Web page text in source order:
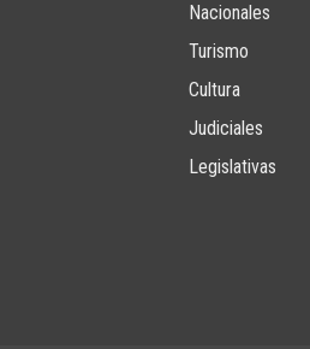
Nacionales
Turismo
Cultura
Judiciales
Legislativas